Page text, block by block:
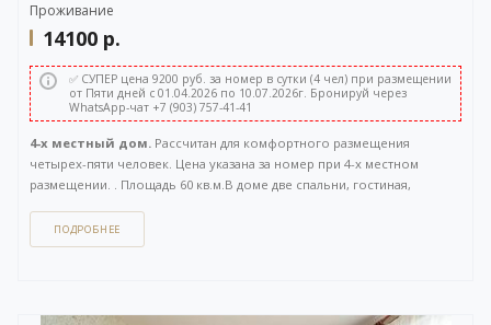
Проживание
14100 р.
✅ СУПЕР цена 9200 руб. за номер в сутки (4 чел) при размещении
от Пяти дней с 01.04.2026 по 10.07.2026г. Бронируй через
WhatsApp-чат +7 (903) 757-41-41
4-х местный дом. Рассчитан для комфортного размещения
четырех-пяти человек. Цена указана за номер при 4-х местном
размещении. . Площадь 60 кв.м.В доме две спальни, гостиная,
напрямуюпо телефону +7 (903) 757-41-41. Кнопка открытия
ПОДРОБНЕЕ